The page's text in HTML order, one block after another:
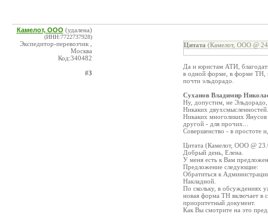
Камелот, ООО (удалена)
(ИНН:7722737928)
Экспедитор-перевозчик ,
Москва
Код:340482
#3
Цитата (Камелот, ООО @
Да и юристам АТИ,
в одной форме, в форме ТН,
почти эльдорадо.
Суханов Владимир
Ну, допустим, не
Никаких двухсмысленностей.
Никаких многоликих
другой - для прочих...
Совершенство - в простоте
Цитата (Камелот, ООО @
Добрый день, Елена.
У меня есть к Вам
Предложение следующие:
Обратиться к
Накладной.
По скольку, в обсуждениях
новая форма ТН включает в
приоритетный документ.
Как Вы смотрите на это